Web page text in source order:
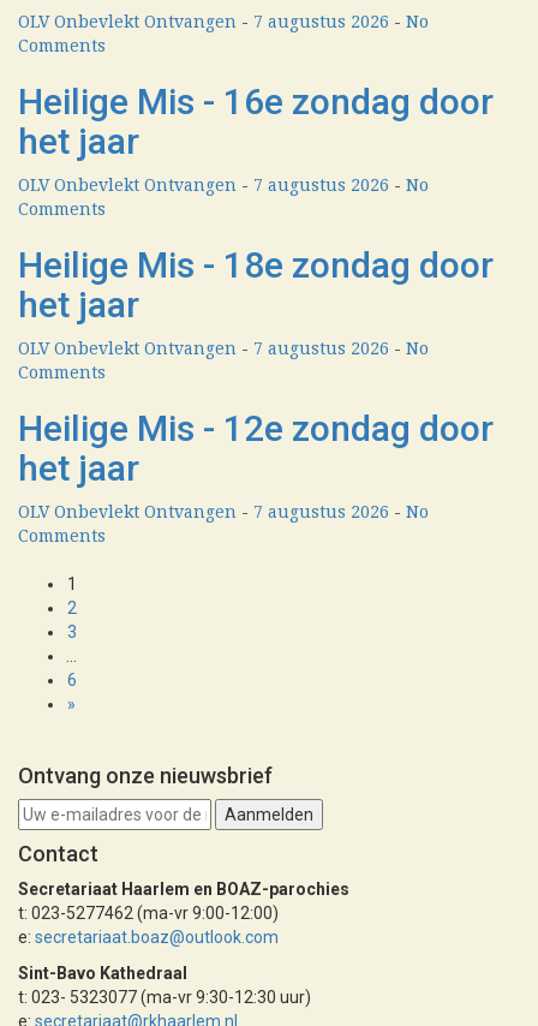
OLV Onbevlekt Ontvangen - 7 augustus 2026 - No
Comments
Heilige Mis - 16e zondag door
het jaar
OLV Onbevlekt Ontvangen - 7 augustus 2026 - No
Comments
Heilige Mis - 18e zondag door
het jaar
OLV Onbevlekt Ontvangen - 7 augustus 2026 - No
Comments
Heilige Mis - 12e zondag door
het jaar
OLV Onbevlekt Ontvangen - 7 augustus 2026 - No
Comments
Berichten
paginering
1
2
3
6
»
Ontvang onze nieuwsbrief
Contact
Secretariaat Haarlem en BOAZ-parochies
t: 023-5277462 (ma-vr 9:00-12:00)
e: secretariaat.boaz@outlook.com
Sint-Bavo Kathedraal
t: 023- 5323077 (ma-vr 9:30-12:30 uur)
e: secretariaat@rkhaarlem.nl